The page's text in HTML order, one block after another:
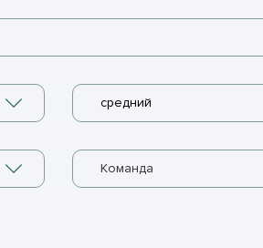
средний
Команда